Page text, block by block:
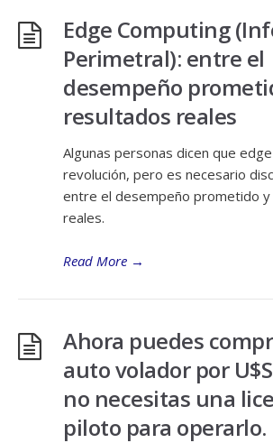
Edge Computing
Perimetral): entre el
desempeño
resultados reales
Algunas personas dicen que
revolución, pero es necesario
entre el desempeño prometido
reales.
Read More →
Ahora puedes
auto volador por
no necesitas una
piloto para operarlo.